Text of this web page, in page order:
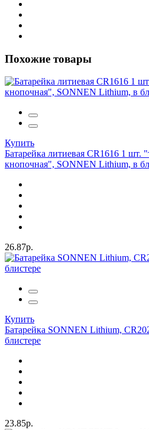
Похожие товары
Купить
Батарейка литиевая CR1616 1 шт.
кнопочная", SONNEN Lithium, в
26.87р.
Купить
Батарейка SONNEN Lithium,
блистере
23.85р.